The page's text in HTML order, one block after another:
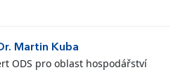
Martin Kuba
ODS pro oblast hospodářství